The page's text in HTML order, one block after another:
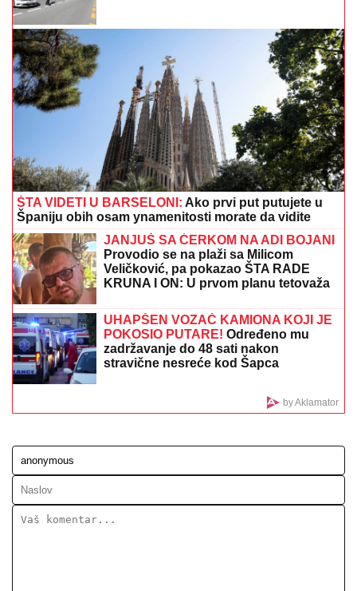
ŠOK! PEVAČICA PRETUKLA TAKSISTUSad prvi put
otkrila detalje: "Nisam htela da platim, prebila sam
ga"
DECA BEZ NOGU, RUKU, GLINA SE
PROLAMALA OD JAUKAPotresno
svedočanstvo iz 1995: Goreli su i nebo
i zemlja
Pobesneli navijači uz zastavu
"Kosovo je Srbija" terali Albanca iz
kluba